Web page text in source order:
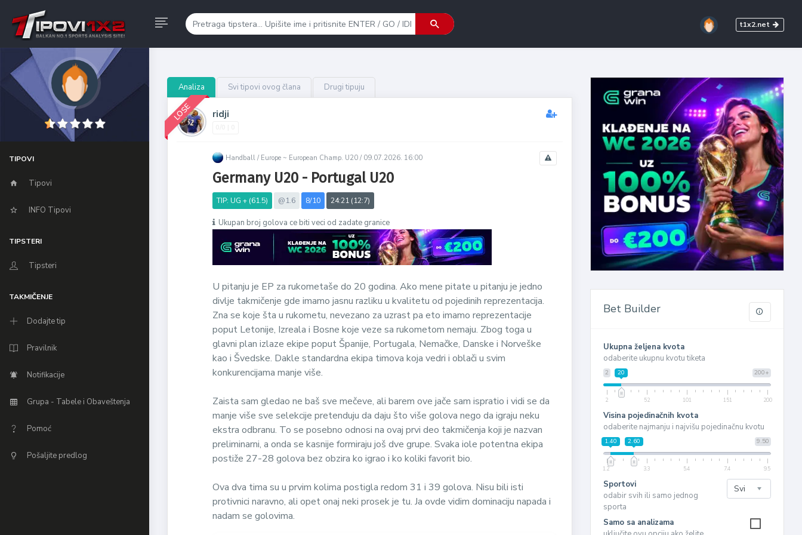
t1x2.net
TIPOVI
Tipovi
INFO Tipovi
TIPSTERI
Tipsteri
TAKMIČENJE
Dodajte tip
Pravilnik
Notifikacije
Grupa - Tabele i Obaveštenja
Pomoć
Pošaljite predlog
Analiza Svi tipovi ovog člana Drugi tipuju
LOSE ridji
Handball / Europe ~ European Champ. U20 / 09.07.2026. 16:00
Germany U20 - Portugal U20
TIP: UG + (61.5) @1.6 8/10 24:21 (12:7)
Ukupan broj golova ce biti veci od zadate granice
U pitanju je EP za rukometaše do 20 godina. Ako mene pitate u pitanju je jedno
divlje takmičenje gde imamo jasnu razliku u kvalitetu od pojedinih reprezentacija.
Zna se koje šta u rukometu, nevezano za uzrast pa eto imamo reprezentacije
poput Letonije, Izreala i Bosne koje veze sa rukometom nemaju. Zbog toga u
glavni plan izlaze ekipe poput Španije, Portugala, Nemačke, Danske i Norveške
kao i Švedske. Dakle standardna ekipa timova koja vedri i oblači u svim
konkurencijama manje više.
Zaista sam gledao ne baš sve mečeve, ali barem ove jače sam ispratio i vidi se da
manje više sve selekcije pretenduju da daju što više golova nego da igraju neku
ekstra odbranu. To se posebno odnosi na ovaj prvi deo takmičenja koji je nazvan
preliminarni, a onda se kasnije formiraju još dve grupe. Svaka iole potentna ekipa
postiže 27-28 golova bez obzira ko igrao i ko koliki favorit bio.
Ova dva tima su u prvim kolima postigla redom 31 i 39 golova. Nisu bili isti
protivnici naravno, ali opet onaj neki prosek je tu. Ja ovde vidim dominaciju napada i
nadam se golovima.
Bet Builder
Ukupna željena kvota
odaberite ukupnu kvotu tiketa
2 200+
20
2 52 101 151 200
Visina pojedinačnih kvota
odaberite najmanju i najvišu pojedinačnu kvotu
9.50
1.40 2.60
1.2 3.3 5.4 7.4 9.5
Sportovi
odabir svih ili samo jednog
sporta
Samo sa analizama